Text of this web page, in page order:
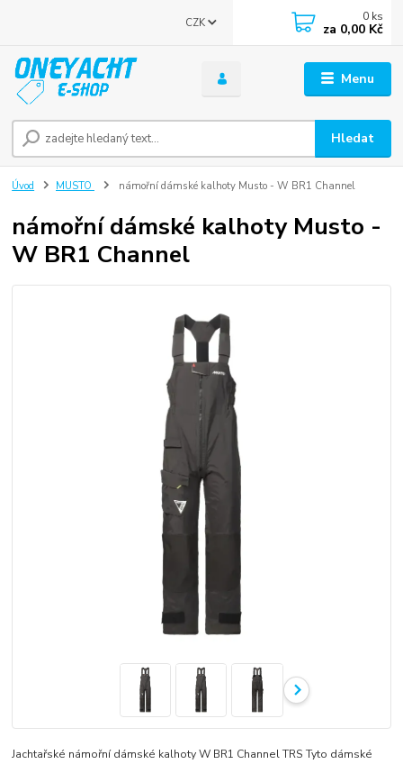
Menu
CZK
Hledat
0 ks
za 0,00 Kč
Úvod MUSTO námořní dámské kalhoty Musto - W BR1 Channel
námořní dámské kalhoty Musto -
W BR1 Channel
Jachtařské námořní dámské kalhoty W BR1 Channel TRS Tyto dámské